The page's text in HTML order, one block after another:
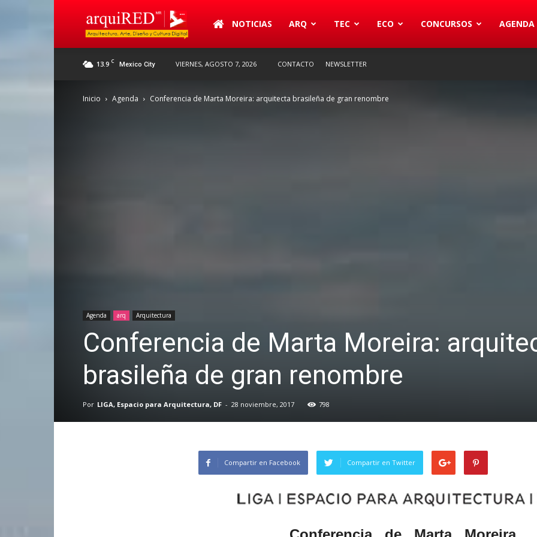
arquiREDNOTICIAS ARQ TEC ECO CONCURSOS AGENDA
13.9 C Mexico City VIERNES, AGOSTO 7, 2026 CONTACTO NEWSLETTER
Inicio Agenda Conferencia de Marta Moreira: arquitecta brasileña de gran renombre
Agenda arq Arquitectura
Conferencia de Marta Moreira:
brasileña de gran renombre
Por LIGA, Espacio para Arquitectura, DF - 28 noviembre, 2017 798
Compartir en Facebook Compartir en Twitter